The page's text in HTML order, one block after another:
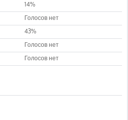
14%
Голосов нет
43%
Голосов нет
Голосов нет